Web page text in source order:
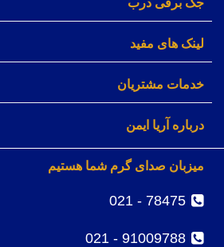
جک برقی درب
لینک های مفید
خدمات مشتریان
درباره آریا ایمن
میزبان صدای گرم شما هستیم
78475 - 021
91009788 - 021